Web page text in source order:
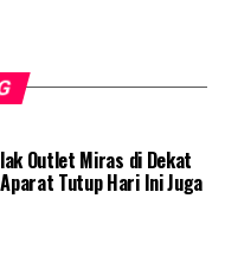
Outlet Miras di Dekat
Tutup Hari Ini Juga